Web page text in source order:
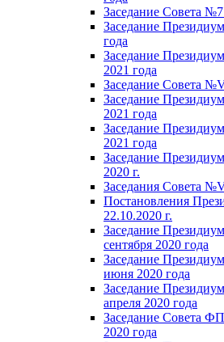
Заседание Совета
Заседание
года
Заседание
2021 года
Заседание Совета
Заседание
2021 года
Заседание
2021 года
Заседание
2020 г.
Заседания Совета
Постановления
22.10.2020 г.
Заседание
сентября 2020 года
Заседание
июня 2020 года
Заседание
апреля 2020 года
Заседание Совета
2020 года